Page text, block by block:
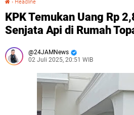
› Headline
KPK Temukan Uang Rp
Senjata Api di Rumah
24JAMNews
02 Juli 2025, 20:51 WIB